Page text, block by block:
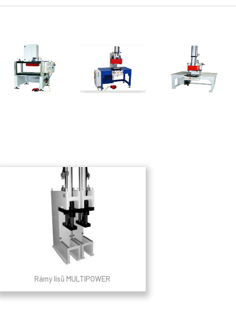
Rámy lisů MULTIPOWER